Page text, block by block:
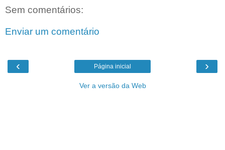
Sem comentários:
Enviar um comentário
‹ ›
Página inicial
Ver a versão da Web